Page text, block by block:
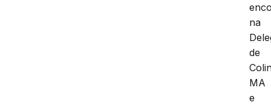
na
de
MA
e